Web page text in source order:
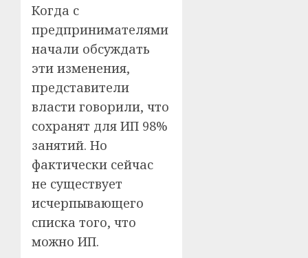
Когда с
предпринимателями
начали обсуждать
эти изменения,
представители
власти говорили, что
сохранят для ИП 98%
занятий. Но
фактически сейчас
не существует
исчерпывающего
списка того, что
можно ИП.